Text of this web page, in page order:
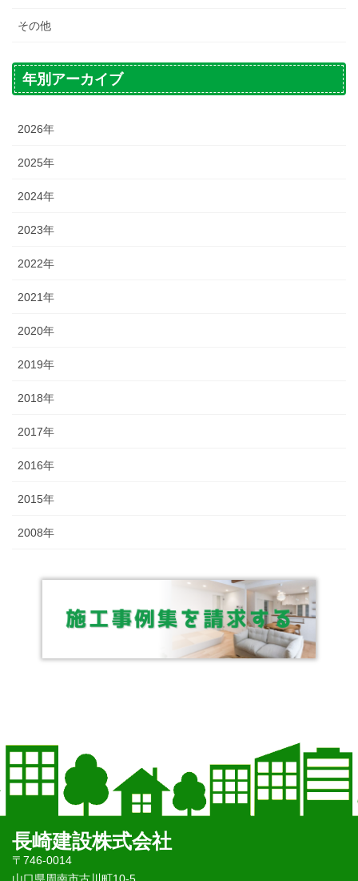
その他
年別アーカイブ
2026年
2025年
2024年
2023年
2022年
2021年
2020年
2019年
2018年
2017年
2016年
2015年
2008年
長崎建設株式会社
〒746-0014